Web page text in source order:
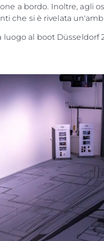
a bordo. Inoltre, agli
che si è rivelata
al boot
Aspetti Legali